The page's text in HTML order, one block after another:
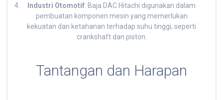
Industri Otomotif: Baja DAC Hitachi digunakan dalam
pembuatan komponen mesin yang memerlukan
kekuatan dan ketahanan terhadap suhu tinggi, seperti
crankshaft dan piston.
Tantangan dan Harapan